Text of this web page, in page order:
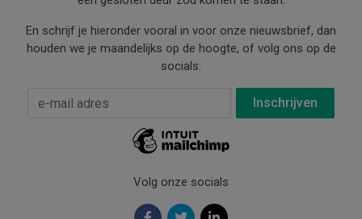
En schrijf je hieronder vooral in voor onze nieuwsbrief, dan
houden we je maandelijks op de hoogte, of volg ons op de
socials:
E-mail Adres
Volg onze socials